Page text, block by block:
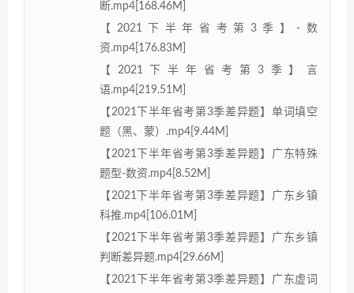
断.mp4[168.46M]
【2021下半年省考第3季】-数
资.mp4[176.83M]
【2021下半年省考第3季】言
语.mp4[219.51M]
【2021下半年省考第3季差异题】单词填空
题（黑、蒙）.mp4[9.44M]
【2021下半年省考第3季差异题】广东特殊
题型-数资.mp4[8.52M]
【2021下半年省考第3季差异题】广东乡镇
科推.mp4[106.01M]
【2021下半年省考第3季差异题】广东乡镇
判断差异题.mp4[29.66M]
【2021下半年省考第3季差异题】广东虚词